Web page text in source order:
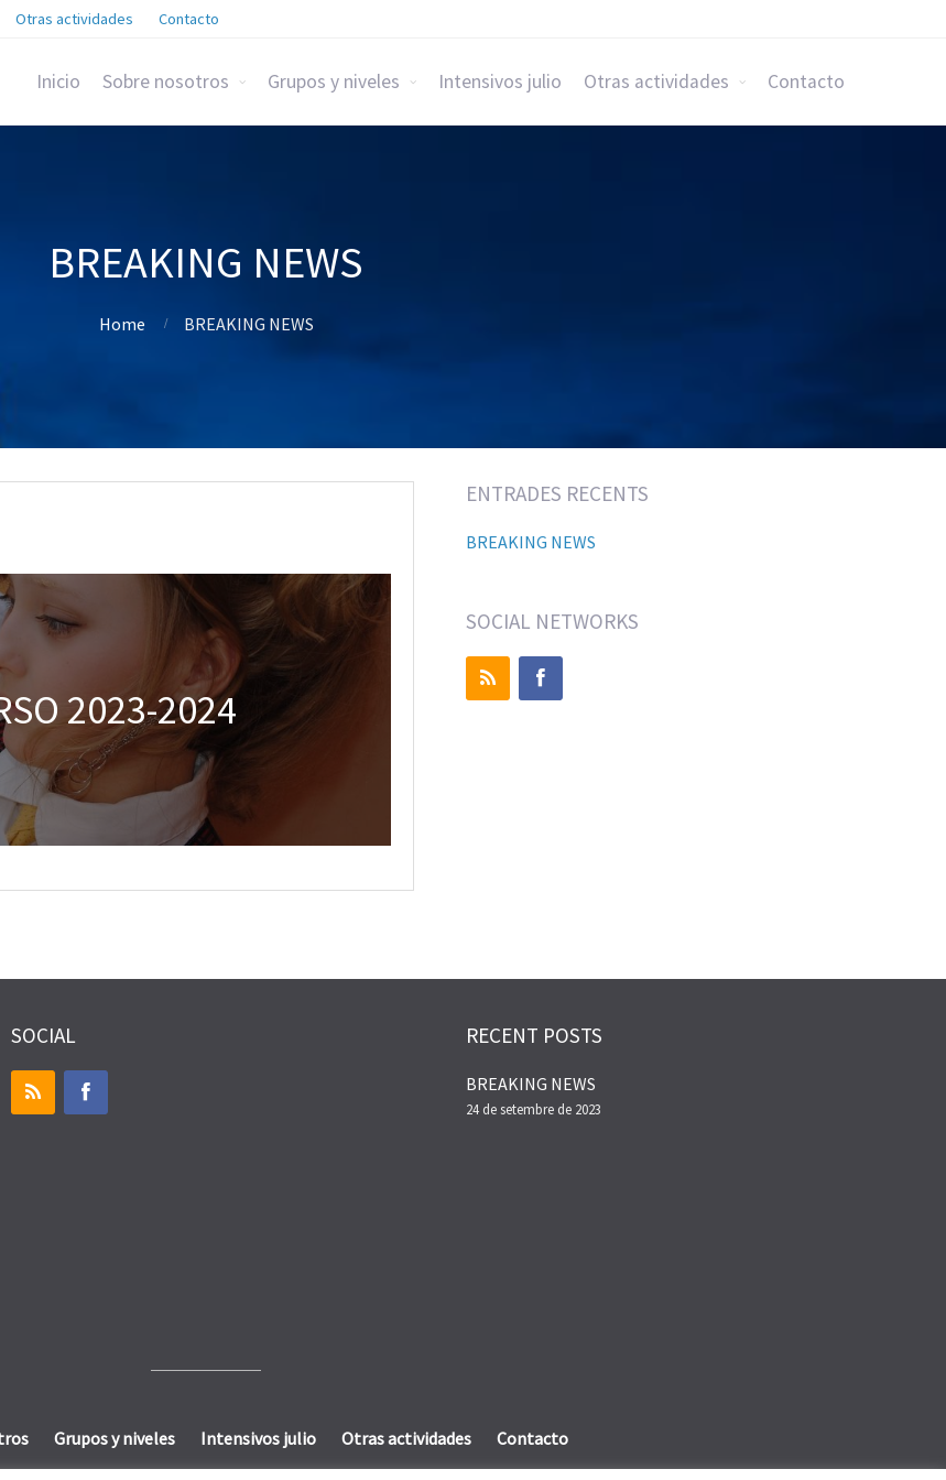
Otras actividades Contacto
Inicio Sobre nosotros Grupos y niveles Intensivos julio Otras actividades Contacto
BREAKING NEWS
Home BREAKING NEWS
2023-2024
ENTRADES RECENTS
BREAKING NEWS
SOCIAL NETWORKS
SOCIAL RECENT POSTS
BREAKING NEWS
24 de setembre de 2023
Grupos y niveles Intensivos julio Otras actividades Contacto